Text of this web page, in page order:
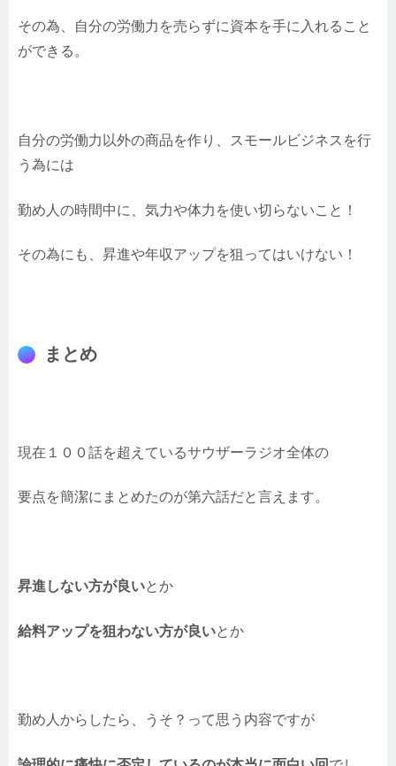
その為、自分の労働力を売らずに資本を手に入れること
ができる。
自分の労働力以外の商品を作り、スモールビジネスを行
う為には
勤め人の時間中に、気力や体力を使い切らないこと！
その為にも、昇進や年収アップを狙ってはいけない！
まとめ
現在１００話を超えているサウザーラジオ全体の
要点を簡潔にまとめたのが第六話だと言えます。
昇進しない方が良いとか
給料アップを狙わない方が良いとか
勤め人からしたら、うそ？って思う内容ですが